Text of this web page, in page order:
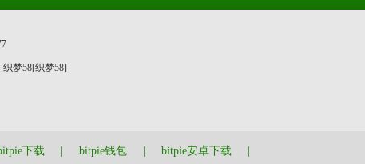
织梦58[织梦58]
下载 bitpie钱包 bitpie安卓下载